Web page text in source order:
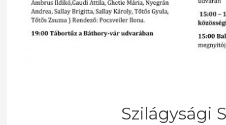
Szilágysági